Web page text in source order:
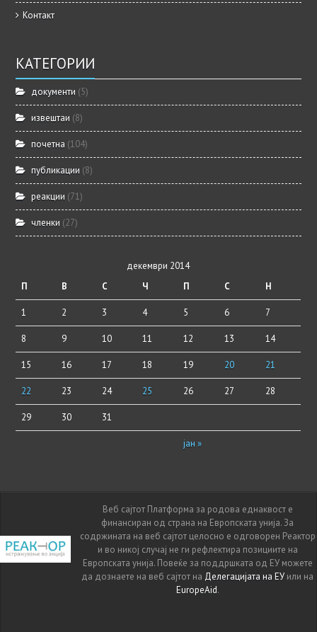
Контакт
КАТЕГОРИИ
документи (5)
извештаи (8)
почетна (104)
публикации (8)
реакции (71)
членки (27)
декември 2014
П
В С Ч П С Н
јан »
1 2 3 4 5 6 7
8 9 10 11 12 13 14
15 16 17 18 19 20 21
22 23 24 25 26 27 28
29 30 31
Веб сајтот Платформа за родова еднаквост е
финансиран од страна на Европската унија. За
содржината на веб сајтот целосно е одговорен Реактор
и во никој случај не ги рефлектира позициите на
Европската унија. Повеќе за поддршката од ЕУ можете
да дознаете на веб сајтот на Делегацијата на ЕУ или на
EuropeAid.